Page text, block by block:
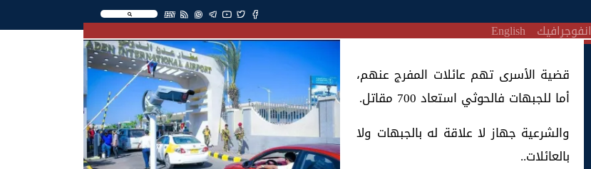
EN
انفوجرافيك English
قضية الأسرى تهم عائلات المفرج عنهم،
أما للجبهات فالحوثي استعاد 700 مقاتل.
والشرعية جهاز لا علاقة له بالجبهات ولا
بالعائلات..